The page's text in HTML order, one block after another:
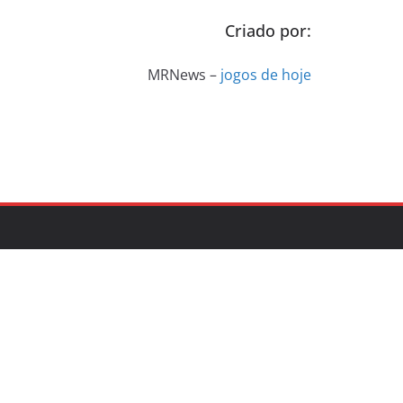
Criado por:
MRNews – jogos de hoje